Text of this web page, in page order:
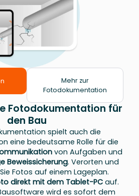
Fotodokumentation für
den Bau
spielt auch die
eine bedeutsame Rolle für die
von Aufgaben und
Beweissicherung. Verorten und
Fotos auf einem Lageplan.
direkt mit dem Tablet-PCauf.
wird es sofort dem
Mehr zur
Fotodokumentation